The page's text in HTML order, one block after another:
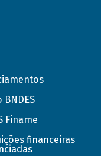
BNDES
Finame
financeiras